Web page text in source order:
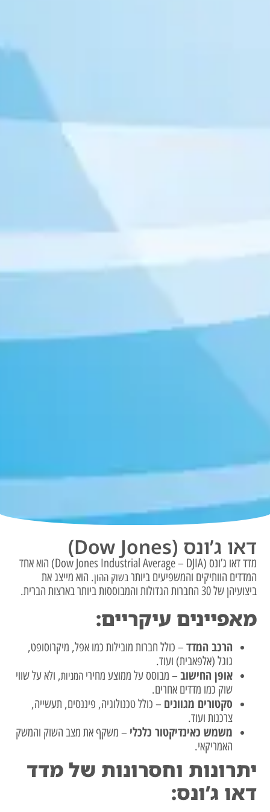
דאו ג’ונס (Dow Jones)
מדד דאו ג’ונס (Dow Jones Industrial Average – DJIA) הוא אחד
המדדים הוותיקים והמשפיעים ביותרבשוק ההון. הוא מייצג את
ביצועיהן של 30 החברות הגדולות והמבוססות ביותר בארצות הברית.
מאפיינים עיקריים:
הרכב המדד – כולל חברות מובילות כמו אפל, מיקרוסופט,
גוגל (אלפאבית) ועוד.
אופן החישוב – מבוסס על ממוצע מחיריהמניות, ולא על שווי
שוק כמו מדדים אחרים.
סקטורים מגוונים – כולל טכנולוגיה, פיננסים, תעשייה,
צרכנות ועוד.
משמש כאינדיקטור כלכלי – משקף את מצב השוק והמשק
האמריקאי.
יתרונות וחסרונות של מדד
דאו ג’ונס: